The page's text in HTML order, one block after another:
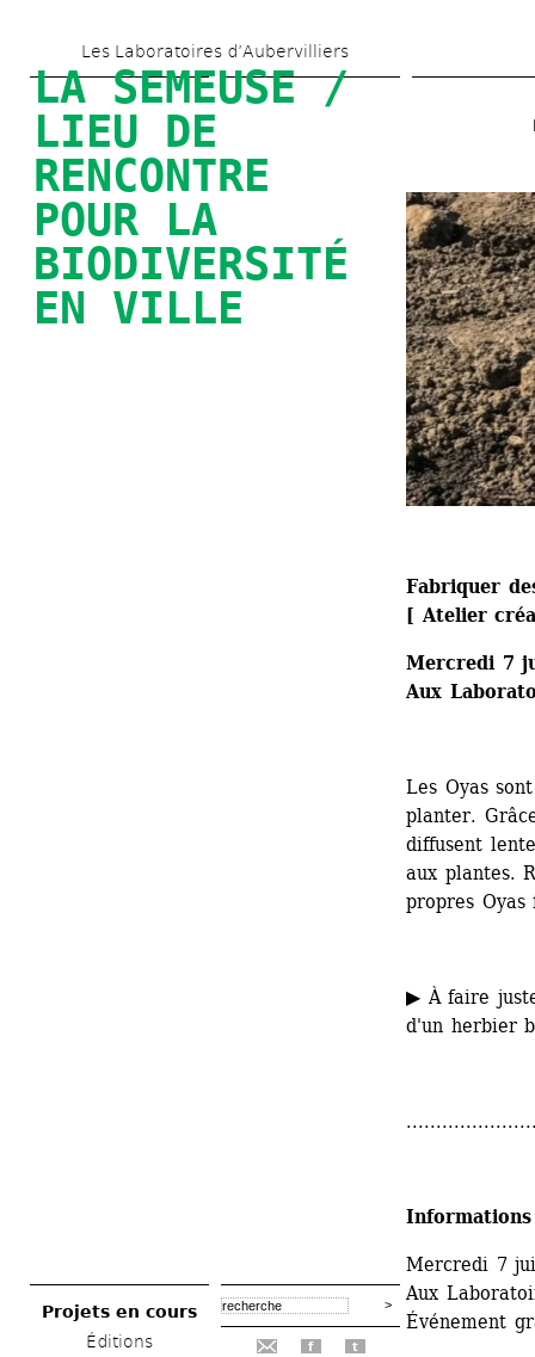
au
contenu
principal
Les Laboratoires d’Aubervilliers
LA SEMEUSE /
LIEU DE
RENCONTRE
POUR LA
BIODIVERSITÉ
EN VILLE
Projets en cours
Éditions
f t
Fabriquer
[ Atelier
Mercredi 7
Aux
Les Oyas
planter.
diffusent
aux plantes.
propres
▶ À faire
d'un herbier
Mercredi 7
Aux
Événement